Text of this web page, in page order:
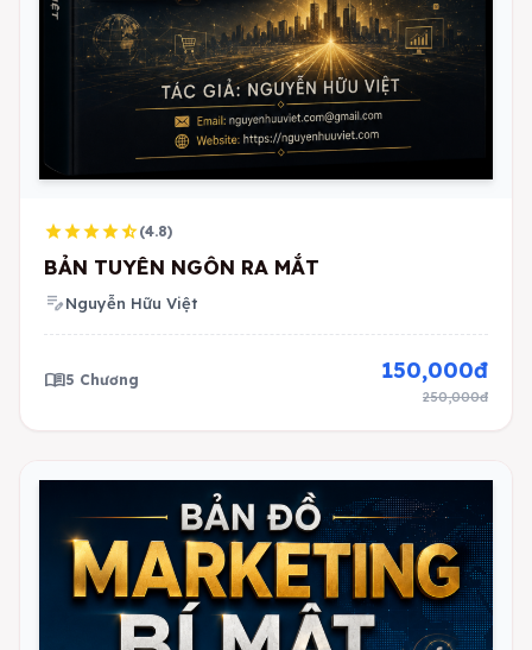
starstarstarstarstar_half(4.8)
BẢN TUYÊN NGÔN RA MẮT
edit_noteNguyễn Hữu Việt
menu_book5 Chương 150,000đ
250,000đ